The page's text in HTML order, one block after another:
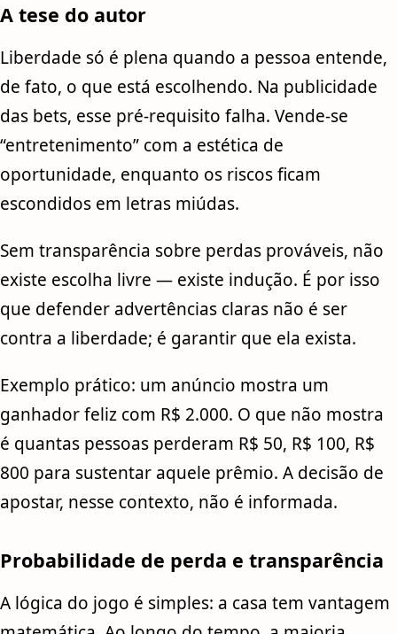
A tese do autor
Liberdade só é plena quando a pessoa entende,
de fato, o que está escolhendo. Na publicidade
das bets, esse pré-requisito falha. Vende-se
“entretenimento” com a estética de
oportunidade, enquanto os riscos ficam
escondidos em letras miúdas.
Sem transparência sobre perdas prováveis, não
existe escolha livre — existe indução. É por isso
que defender advertências claras não é ser
contra a liberdade; é garantir que ela exista.
Exemplo prático: um anúncio mostra um
ganhador feliz com R$ 2.000. O que não mostra
é quantas pessoas perderam R$ 50, R$ 100, R$
800 para sustentar aquele prêmio. A decisão de
apostar, nesse contexto, não é informada.
Probabilidade de perda e transparência
A lógica do jogo é simples: a casa tem vantagem